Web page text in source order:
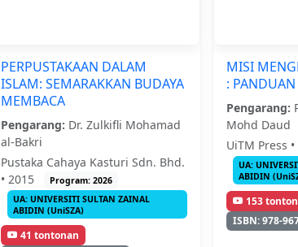
PERPUSTAKAAN DALAM
ISLAM: SEMARAKKAN BUDAYA
MEMBACA
Pengarang: Dr. Zulkifli Mohamad
al-Bakri
Pustaka Cahaya Kasturi Sdn. Bhd.
• 2015
Program: 2026
UA: UNIVERSITI SULTAN ZAINAL
ABIDIN (UniSZA)
41 tontonan
MISI
:
Pengarang:
Mohd Daud
UiTM Press
UA:
ABIDIN
153
ISBN: 978-